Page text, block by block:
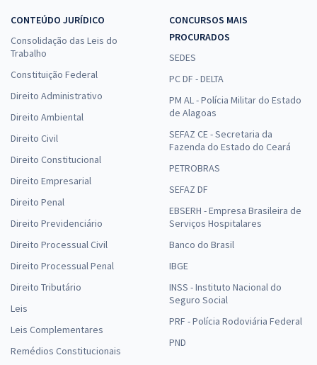
CONTEÚDO JURÍDICO
Consolidação das Leis do
Trabalho
Constituição Federal
Direito Administrativo
Direito Ambiental
Direito Civil
Direito Constitucional
Direito Empresarial
Direito Penal
Direito Previdenciário
Direito Processual Civil
Direito Processual Penal
Direito Tributário
Leis
Leis Complementares
Remédios Constitucionais
CONCURSOS MAIS
PROCURADOS
SEDES
PC DF - DELTA
PM AL - Polícia Militar do Estado
de Alagoas
SEFAZ CE - Secretaria da
Fazenda do Estado do Ceará
PETROBRAS
SEFAZ DF
EBSERH - Empresa Brasileira de
Serviços Hospitalares
Banco do Brasil
IBGE
INSS - Instituto Nacional do
Seguro Social
PRF - Polícia Rodoviária Federal
PND